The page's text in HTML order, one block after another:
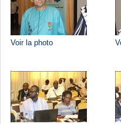
Voir la photo